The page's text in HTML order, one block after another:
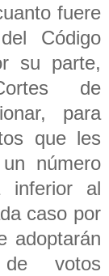
fuere
Código
su parte,
de
para
que les
número
inferior al
caso por
adoptarán
votos